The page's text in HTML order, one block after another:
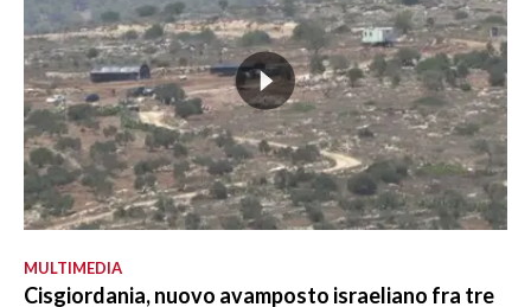
MULTIMEDIA
Cisgiordania, nuovo avamposto israeliano fra tre